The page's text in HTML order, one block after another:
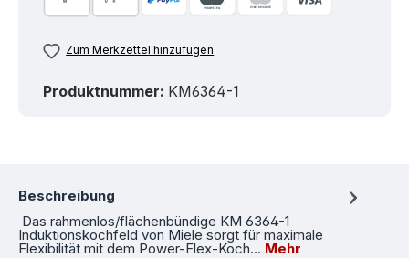
Zum Merkzettel hinzufügen
Produktnummer: KM6364-1
Beschreibung
Das rahmenlos/flächenbündige KM 6364-1
Induktionskochfeld von Miele sorgt für maximale
Flexibilität mit dem Power-Flex-Koch… Mehr